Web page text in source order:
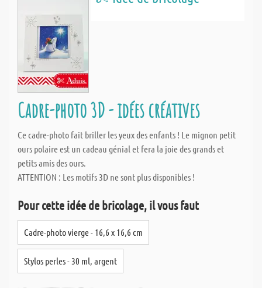
Cadre-photo 3D - idées créatives
Ce cadre-photo fait briller les yeux des enfants ! Le mignon petit
ours polaire est un cadeau génial et fera la joie des grands et
petits amis des ours.
ATTENTION : Les motifs 3D ne sont plus disponibles !
Pour cette idée de bricolage, il vous faut
Cadre-photo vierge - 16,6 x 16,6 cm
Stylos perles - 30 ml, argent